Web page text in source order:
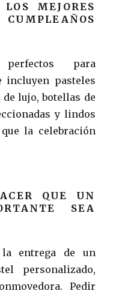
MEJORES
perfectos para
incluyen pasteles
lujo, botellas de
y lindos
la celebración
QUE UN
SEA
entrega de un
personalizado,
Pedir